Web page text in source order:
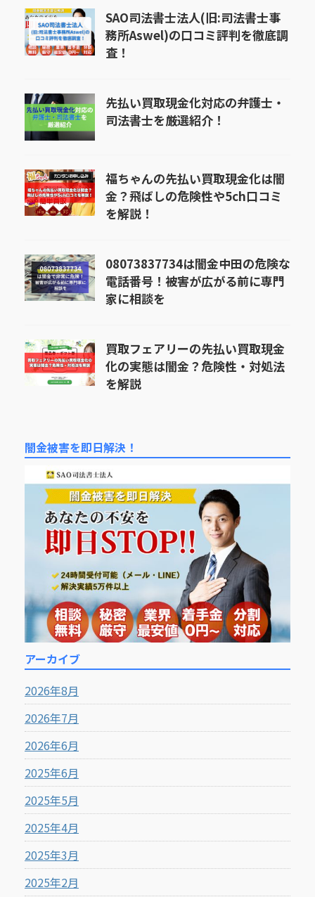
SAO司法書士法人(旧:司法書士事
務所Aswel)の口コミ評判を徹底調
査！
先払い買取現金化対応の弁護士・
司法書士を厳選紹介！
福ちゃんの先払い買取現金化は闇
金？飛ばしの危険性や5ch口コミ
を解説！
08073837734は闇金中田の危険な
電話番号！被害が広がる前に専門
家に相談を
買取フェアリーの先払い買取現金
化の実態は闇金？危険性・対処法
を解説
闇金被害を即日解決！
アーカイブ
2026年8月
2026年7月
2026年6月
2025年6月
2025年5月
2025年4月
2025年3月
2025年2月